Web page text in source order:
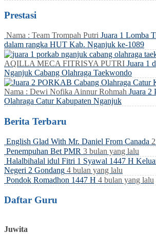
Prestasi
Nama : Team Trompah Putri Juara 1 Lomba
dalam rangka HUT Kab. Nganjuk ke-1089
AQILLA MECA FITRISYA PUTRI Juara 1
Nganjuk Cabang Olahraga Taekwondo
Nama : Dewi Nofika Ainnur Rohmah Juara 2
Olahraga Catur Kabupaten Nganjuk
Berita Terbaru
English Glad With Mr. Daniel From Canada
Penempuhan Bet PMR 3 bulan yang lalu
Halalbihalal idul Fitri 1 Syawal 1447 H
Negeri 2 Gondang 4 bulan yang lalu
Pondok Romadhon 1447 H 4 bulan yang lalu
Daftar Guru
Juwita